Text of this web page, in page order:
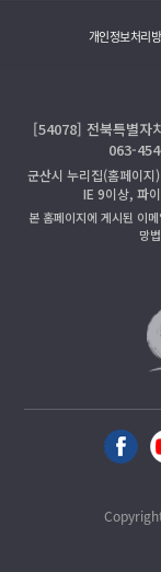
개인정보처리
[54078] 전북특별자
063-
군산시 누리집(홈페이
IE 9이상, 파
본 홈페이지에 게시된 이
망